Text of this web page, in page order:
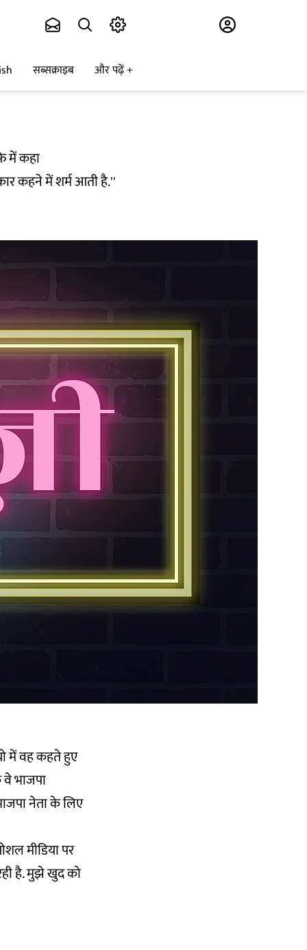
सब्सक्राइब और पढ़ें
में कहा
कहने में शर्म आती है.''
में वह कहते हुए
भाजपा
नेता के लिए
मीडिया पर
है. मुझे खुद को